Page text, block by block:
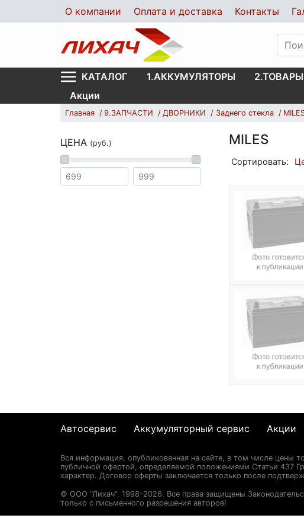
О компании Оплата и доставка Контакты
КАТАЛОГ 1.АККУМУЛЯТОРЫ
Акции
Главная 9.ЗАПЧАСТИ ДВОРНИКИ Заднего стекла
MILES
Сортировать:
ЦЕНА (руб.)
Автосервис Аккумуляторный сервис Акции
Вся информация, опубликованная на сайте, в том числе цены
публичной офертой, определяемой положениями Статьи 437
характер. Договор оферты заключается только после
© ООО "Лихач", 1998-2026. Все права защищены
только с письменного разрешения авторов!